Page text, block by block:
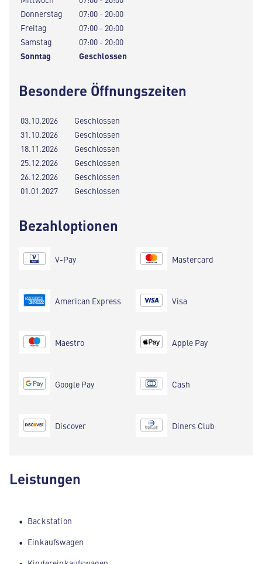
Donnerstag
07:00 - 20:00
Freitag
07:00 - 20:00
Samstag
07:00 - 20:00
Sonntag
Geschlossen
Besondere Öffnungszeiten
03.10.2026
Geschlossen
31.10.2026
Geschlossen
18.11.2026
Geschlossen
25.12.2026
Geschlossen
26.12.2026
Geschlossen
01.01.2027
Geschlossen
Bezahloptionen
V-Pay
American Express
Maestro
Google Pay
Discover
Mastercard
Visa
Apple Pay
Cash
Diners Club
Leistungen
Backstation
Einkaufswagen